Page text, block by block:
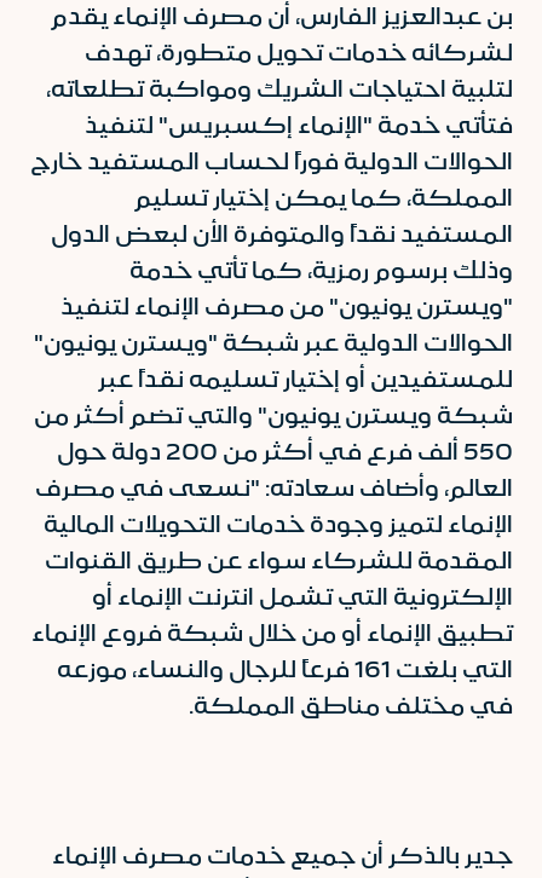
بن عبدالعزيز الفارس، أن مصرف الإنماء يقدم
لشركائه خدمات تحويل متطورة، تهدف
لتلبية احتياجات الشريك ومواكبة تطلعاته،
فتأتي خدمة "الإنماء إكسبريس" لتنفيذ
الحوالات الدولية فوراً لحساب المستفيد خارج
المملكة، كما يمكن إختيار تسليم
المستفيد نقداً والمتوفرة الأن لبعض الدول
وذلك برسوم رمزية، كما تأتي خدمة
"ويسترن يونيون" من مصرف الإنماء لتنفيذ
الحوالات الدولية عبر شبكة "ويسترن يونيون"
للمستفيدين أو إختيار تسليمه نقداً عبر
شبكة ويسترن يونيون" والتي تضم أكثر من
550 ألف فرع في أكثر من 200 دولة حول
العالم، وأضاف سعادته: "نسعى في مصرف
الإنماء لتميز وجودة خدمات التحويلات المالية
المقدمة للشركاء سواء عن طريق القنوات
الإلكترونية التي تشمل انترنت الإنماء أو
تطبيق الإنماء أو من خلال شبكة فروع الإنماء
التي بلغت 161 فرعاً للرجال والنساء، موزعه
في مختلف مناطق المملكة.
جدير بالذكر أن جميع خدمات مصرف الإنماء